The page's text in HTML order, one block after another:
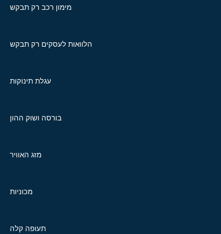
מימון רכב רק תבקש
הלוואות לעסקים רק תבקש
עגלת תינוקות
בורסה ושוק ההון
מזג האוויר
מכוניות
תעופה קלה